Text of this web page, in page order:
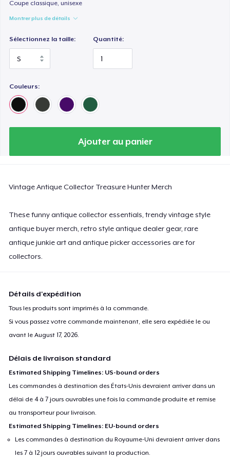
Coupe classique, unisexe
Montrer plus de détails
Sélectionnez la taille: Quantité:
Couleurs:
Ajouter au panier
Vintage Antique Collector Treasure Hunter Merch
These funny antique collector essentials, trendy vintage style
antique buyer merch, retro style antique dealer gear, rare
antique junkie art and antique picker accessories are for
collectors.
Détails d'expédition
Tous les produits sont imprimés à la commande.
Si vous passez votre commande maintenant, elle sera expédiée le ou
avant leAugust 17, 2026.
Délais de livraison standard
Estimated Shipping Timelines: US-bound orders
Les commandes à destination des États-Unis devraient arriver dans un
délai de 4 à 7 jours ouvrables une fois la commande produite et remise
au transporteur pour livraison.
Estimated Shipping Timelines: EU-bound orders
Les commandes à destination du Royaume-Uni devraient arriver dans
les 7 à 12 jours ouvrables suivant la production.
24,99 $US
Classic Long Sleeve Tee
24,99 $US